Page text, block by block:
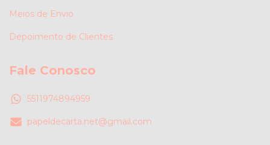
Meios de Envio
Depoimento de Clientes
Fale Conosco
5511974894959
papeldecarta.net@gmail.com